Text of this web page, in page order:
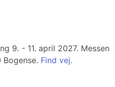
9. - 11. april 2027. Messen
Find vej.